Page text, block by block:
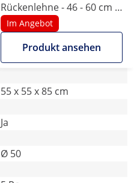
Rückenlehne - 46 - 60 cm -
150 kg - türkis
Im Angebot
Produkt ansehen
55 x 55 x 85 cm
Ja
Ø 50